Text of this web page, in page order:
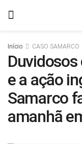
Início CASO SAMARCO
e a ação
Samarco
amanhã